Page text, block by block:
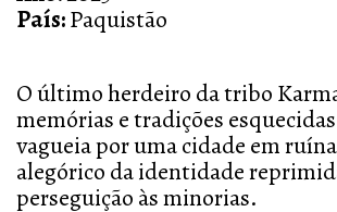
País:Paquistão
O último herdeiro da tribo
memórias e tradições
vagueia por uma cidade em
alegórico da identidade
perseguição às minorias.